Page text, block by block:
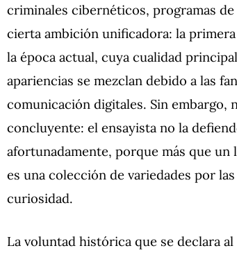
criminales cibernéticos, programas
cierta ambición unificadora: la
la época actual, cuya cualidad
apariencias se mezclan debido a las
comunicación digitales. Sin embargo,
concluyente: el ensayista no la
afortunadamente, porque más que
es una colección de variedades por
curiosidad.
La voluntad histórica que se declara